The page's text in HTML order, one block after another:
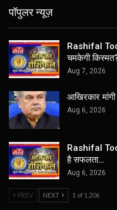
पॉपुलर न्यूज़
Rashifal
चमकेगी
Aug 7, 2026
आखिरकार मांगी
Aug 6, 2026
Rashifal
है सफलता…
Aug 6, 2026
PREV NEXT 1 of 1,206